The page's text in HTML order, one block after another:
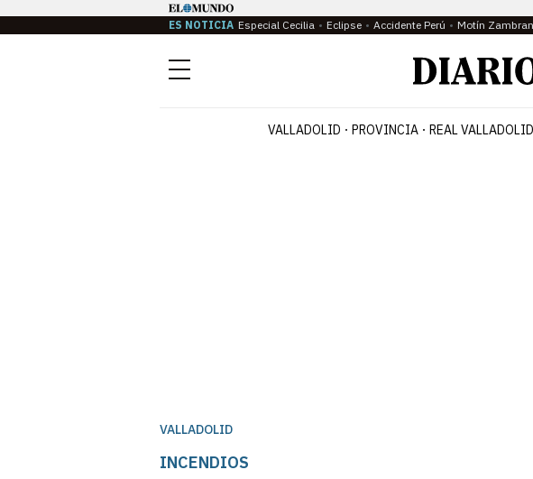
ES NOTICIA Especial Cecilia Eclipse Accidente Perú Motín
Menú
VALLADOLID PROVINCIA REAL VALLADOLID
VALLADOLID
INCENDIOS